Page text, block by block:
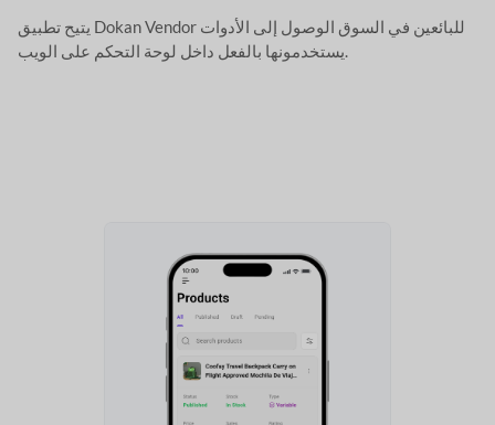
يتيح تطبيق Dokan Vendor للبائعين في السوق الوصول إلى الأدوات
يستخدمونها بالفعل داخل لوحة التحكم على الويب.